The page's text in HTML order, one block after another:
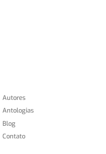
Autores
Antologias
Blog
Contato